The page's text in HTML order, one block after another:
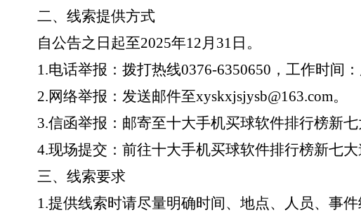
二、线索提供方式
自公告之日起至2025年12月31日。
1.电话举报： 拨打热线0376-6350650 ，工作时间
2.网络举报： 发送邮件至xyskxjsjysb@163.com。
3.信函举报： 邮寄至十大手机买球软件排行榜新
4.现场提交： 前往十大手机买球软件排行榜新七大
三、线索要求
1.提供线索时请尽量明确时间、地点、人员、事